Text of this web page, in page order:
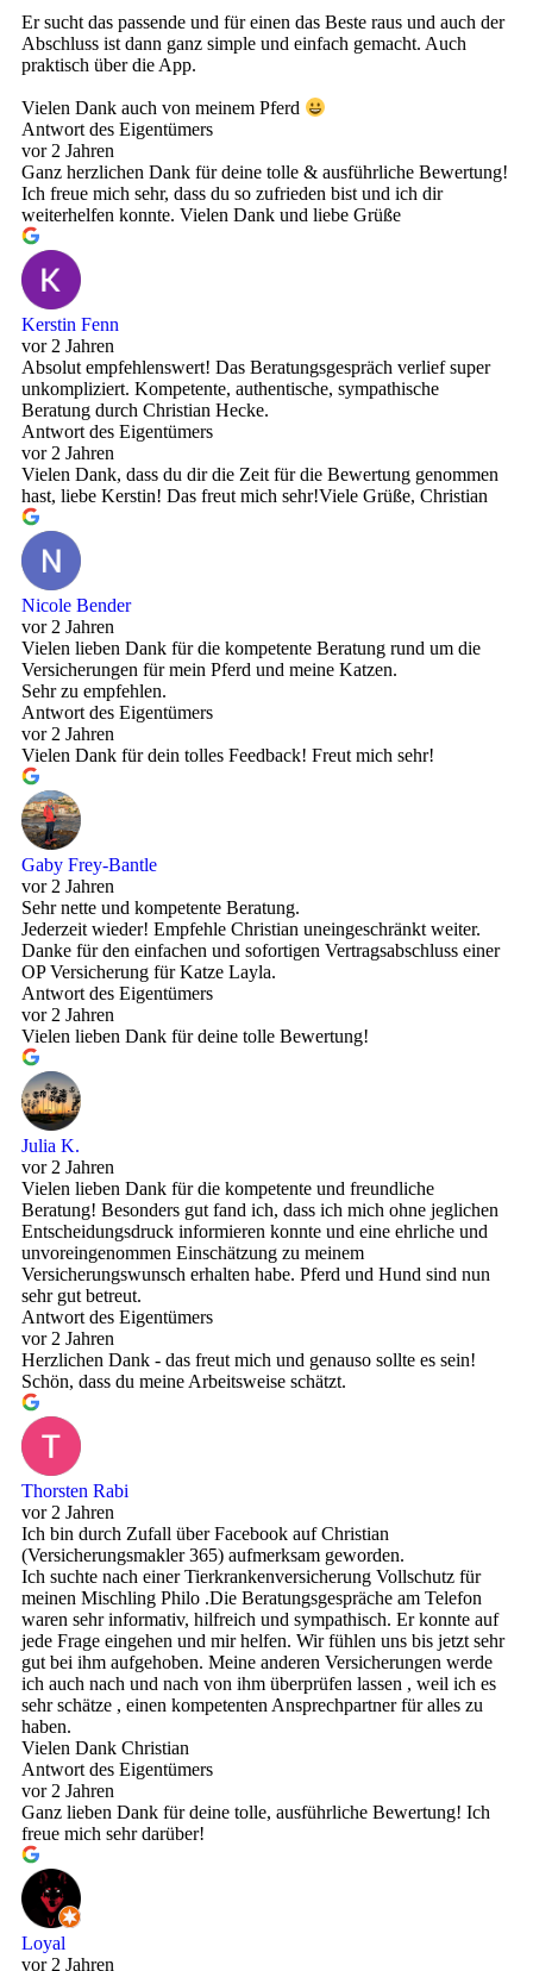
Er sucht das passende und für einen das Beste raus und auch der
Abschluss ist dann ganz simple und einfach gemacht. Auch
praktisch über die App.
Vielen Dank auch von meinem Pferd
Antwort des Eigentümers
vor 2 Jahren
Ganz herzlichen Dank für deine tolle & ausführliche Bewertung!
Ich freue mich sehr, dass du so zufrieden bist und ich dir
weiterhelfen konnte. Vielen Dank und liebe Grüße
Kerstin Fenn
vor 2 Jahren
Absolut empfehlenswert! Das Beratungsgespräch verlief super
unkompliziert. Kompetente, authentische, sympathische
Beratung durch Christian Hecke.
Antwort des Eigentümers
vor 2 Jahren
Vielen Dank, dass du dir die Zeit für die Bewertung genommen
hast, liebe Kerstin! Das freut mich sehr!Viele Grüße, Christian
Nicole Bender
vor 2 Jahren
Vielen lieben Dank für die kompetente Beratung rund um die
Versicherungen für mein Pferd und meine Katzen.
Sehr zu empfehlen.
Antwort des Eigentümers
vor 2 Jahren
Vielen Dank für dein tolles Feedback! Freut mich sehr!
Gaby Frey-Bantle
vor 2 Jahren
Sehr nette und kompetente Beratung.
Jederzeit wieder! Empfehle Christian uneingeschränkt weiter.
Danke für den einfachen und sofortigen Vertragsabschluss einer
OP Versicherung für Katze Layla.
Antwort des Eigentümers
vor 2 Jahren
Vielen lieben Dank für deine tolle Bewertung!
Julia K.
vor 2 Jahren
Vielen lieben Dank für die kompetente und freundliche
Beratung! Besonders gut fand ich, dass ich mich ohne jeglichen
Entscheidungsdruck informieren konnte und eine ehrliche und
unvoreingenommen Einschätzung zu meinem
Versicherungswunsch erhalten habe. Pferd und Hund sind nun
sehr gut betreut.
Antwort des Eigentümers
vor 2 Jahren
Herzlichen Dank - das freut mich und genauso sollte es sein!
Schön, dass du meine Arbeitsweise schätzt.
Thorsten Rabi
vor 2 Jahren
Ich bin durch Zufall über Facebook auf Christian
(Versicherungsmakler 365) aufmerksam geworden.
Ich suchte nach einer Tierkrankenversicherung Vollschutz für
meinen Mischling Philo .Die Beratungsgespräche am Telefon
waren sehr informativ, hilfreich und sympathisch. Er konnte auf
jede Frage eingehen und mir helfen. Wir fühlen uns bis jetzt sehr
gut bei ihm aufgehoben. Meine anderen Versicherungen werde
ich auch nach und nach von ihm überprüfen lassen , weil ich es
sehr schätze , einen kompetenten Ansprechpartner für alles zu
haben.
Vielen Dank Christian
Antwort des Eigentümers
vor 2 Jahren
Ganz lieben Dank für deine tolle, ausführliche Bewertung! Ich
freue mich sehr darüber!
Loyal
vor 2 Jahren